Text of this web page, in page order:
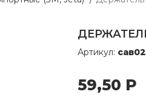
Артикул:
59,50 Р